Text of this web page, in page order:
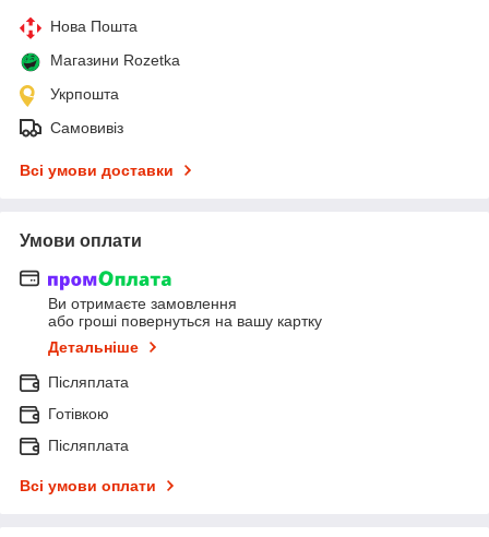
Нова Пошта
Магазини Rozetka
Укрпошта
Самовивіз
Всі умови доставки
Умови оплати
Ви отримаєте замовлення
або гроші повернуться на вашу картку
Детальніше
Післяплата
Готівкою
Післяплата
Всі умови оплати